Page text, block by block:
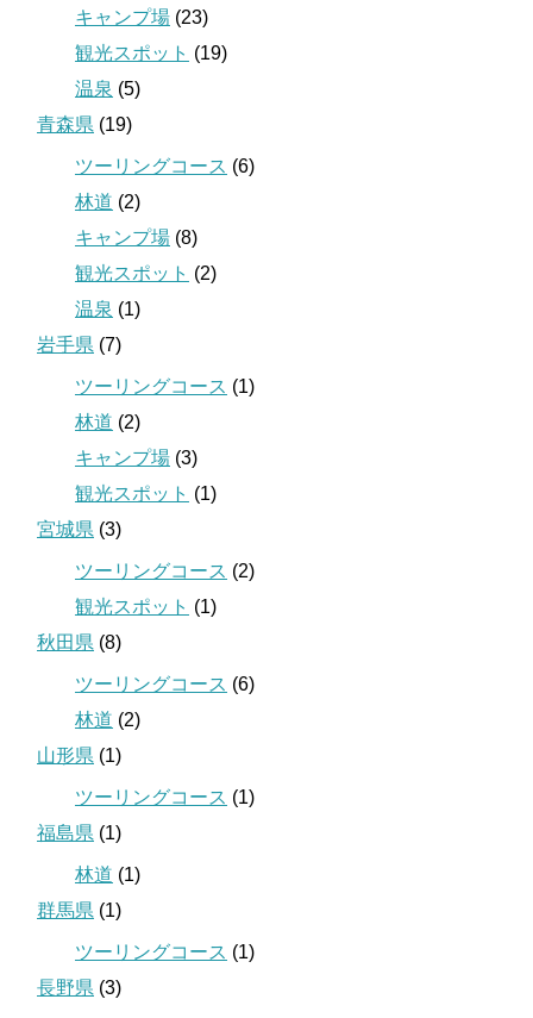
キャンプ場 (23)
観光スポット (19)
温泉 (5)
青森県 (19)
ツーリングコース (6)
林道 (2)
キャンプ場 (8)
観光スポット (2)
温泉 (1)
岩手県 (7)
ツーリングコース (1)
林道 (2)
キャンプ場 (3)
観光スポット (1)
宮城県 (3)
ツーリングコース (2)
観光スポット (1)
秋田県 (8)
ツーリングコース (6)
林道 (2)
山形県 (1)
ツーリングコース (1)
福島県 (1)
林道 (1)
群馬県 (1)
ツーリングコース (1)
長野県 (3)